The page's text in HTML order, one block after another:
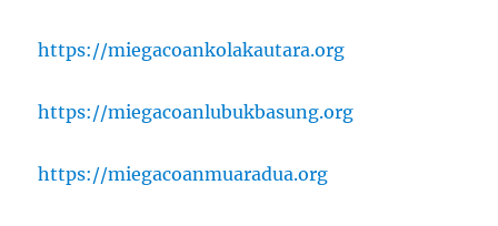
https://miegacoankolakautara.org
https://miegacoanlubukbasung.org
https://miegacoanmuaradua.org